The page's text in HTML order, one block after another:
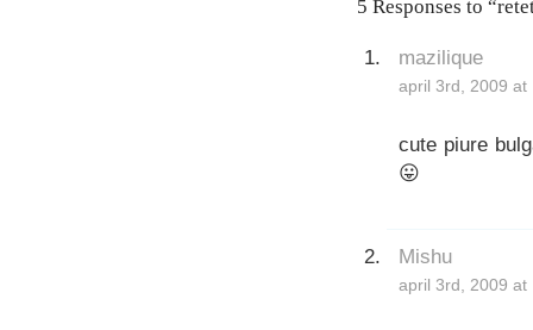
5 Responses to
mazilique
april 3rd, 2009 at
cute piure
😛
Mishu
april 3rd, 2009 at